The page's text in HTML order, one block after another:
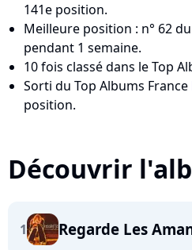
141e position.
Meilleure position : n° 62 du
pendant 1 semaine.
10 fois classé dans le Top
Sorti du Top Albums France
position.
Découvrir
1 Regarde Les